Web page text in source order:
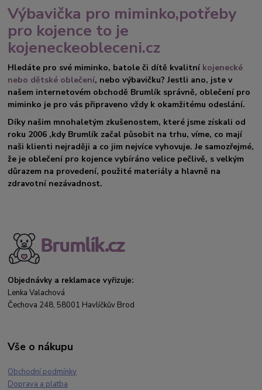
Výbavička pro miminko,potřeby
pro kojence to je
kojeneckeobleceni.cz
Hledáte pro své miminko, batole či dítě kvalitní kojenecké
nebo dětské oblečení, nebo výbavičku? Jestli ano, jste v
našem internetovém obchodě Brumlík správně, oblečení pro
miminko je pro vás připraveno vždy k okamžitému odeslání.
Díky našim mnohaletým zkušenostem, které jsme získali od
roku 2006 ,kdy Brumlík začal působit na trhu, víme, co mají
naši klienti nejraději a co jim nejvíce vyhovuje. Je samozřejmé,
že je oblečení pro kojence vybíráno velice pečlivě, s velkým
důrazem na provedení, použité materiály a hlavně na
zdravotní nezávadnost.
Objednávky a reklamace vyřizuje:
Lenka Valachová
Čechova 248, 58001 Havlíčkův Brod
Vše o nákupu
Obchodní podmínky
Doprava a platba